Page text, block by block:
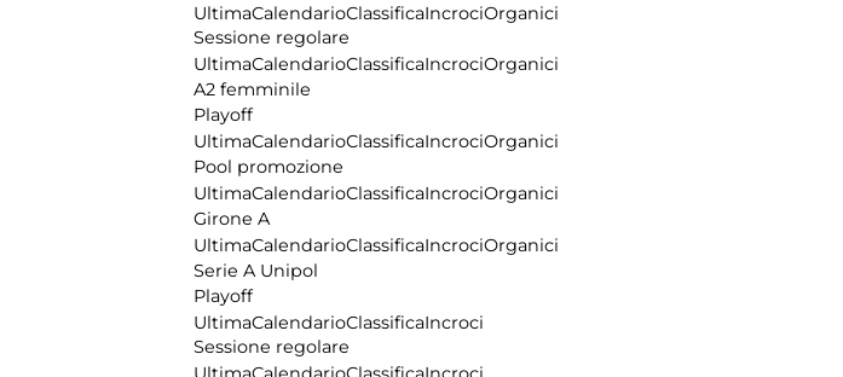
UltimaCalendarioClassificaIncrociOrganici
Sessione regolare
UltimaCalendarioClassificaIncrociOrganici
A2 femminile
Playoff
UltimaCalendarioClassificaIncrociOrganici
Pool promozione
UltimaCalendarioClassificaIncrociOrganici
Girone A
UltimaCalendarioClassificaIncrociOrganici
Serie A Unipol
Playoff
UltimaCalendarioClassificaIncroci
Sessione regolare